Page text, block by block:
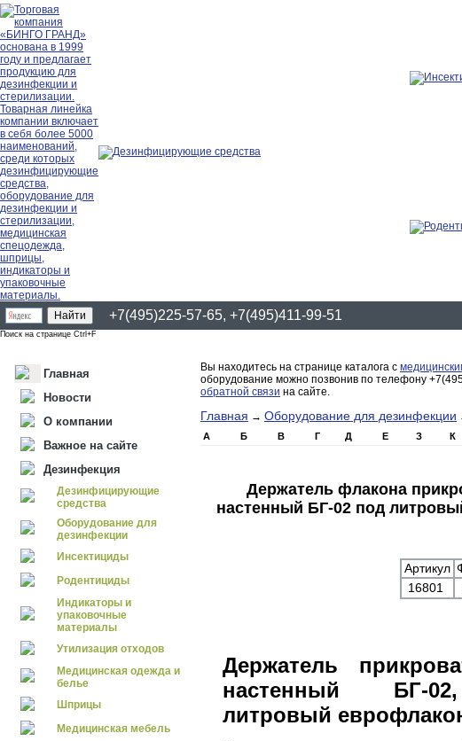
+7(495)225-57-65, +7(495)411-99-51
Поиск на странице Ctrl+F
Главная
Новости
О компании
Важное на сайте
Дезинфекция
Дезинфицирующие
средства
Оборудование для
дезинфекции
Инсектициды
Родентициды
Индикаторы и
упаковочные
материалы
Утилизация отходов
Медицинская одежда и
белье
Шприцы
Медицинская мебель
Вы находитесь на странице каталога с
оборудование можно позвонив по телефону
обратной связи на сайте.
Главная → Оборудование для дезинфекции
А Б В Г Д Е З К
Держатель флакона
настенный БГ-02 под
Артикул
16801
Держатель
настенный БГ-
литровый